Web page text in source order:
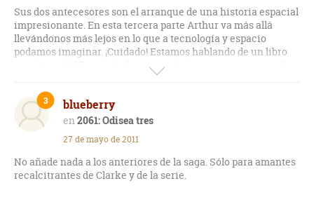
Sus dos antecesores son el arranque de una historia espacial
impresionante. En esta tercera parte Arthur va más allá
llevándonos más lejos en lo que a tecnología y espacio
podamos imaginar. ¡Cuidado! Estamos hablando de un libro
escrito en 1987, pero Arthur, como Asimov, eran capaces de
imaginar (o crear) el futuro. Personalmente, tiene menos
puntuación que sus dos libros antecesores, aun así, es
impresionante.blueberry
2061: Odisea tres
3
27 de mayo de 2011
No añade nada a los anteriores de la saga. Sólo para amantes
recalcitrantes de Clarke y de la serie.